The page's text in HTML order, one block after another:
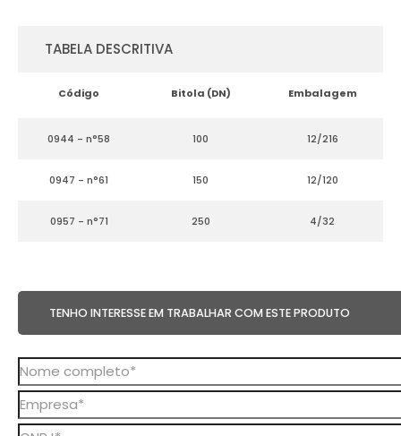
TABELA DESCRITIVA
Código Bitola (DN) Embalagem
0944 - n°58 100 12/216
0947 - n°61 150 12/120
0957 - n°71 250 4/32
TENHO INTERESSE EM TRABALHAR COM ESTE PRODUTO